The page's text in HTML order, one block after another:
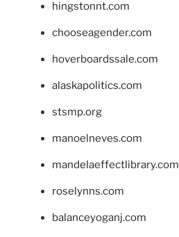
hingstonnt.com
chooseagender.com
hoverboardssale.com
alaskapolitics.com
stsmp.org
manoelneves.com
mandelaeffectlibrary.com
roselynns.com
balanceyoganj.com